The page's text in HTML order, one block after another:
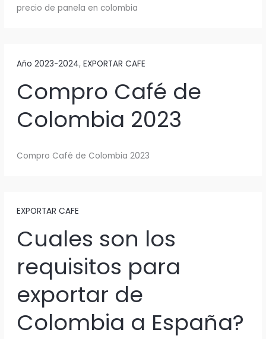
precio de panela en colombia
Año 2023-2024, EXPORTAR CAFE
Compro Café de
Colombia 2023
Compro Café de Colombia 2023
EXPORTAR CAFE
Cuales son los
requisitos para
exportar de
Colombia a España?